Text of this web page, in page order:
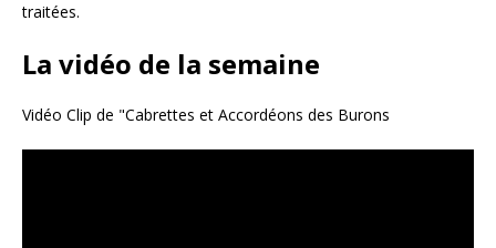
traitées.
La vidéo de la semaine
Vidéo Clip de "Cabrettes et Accordéons des Burons